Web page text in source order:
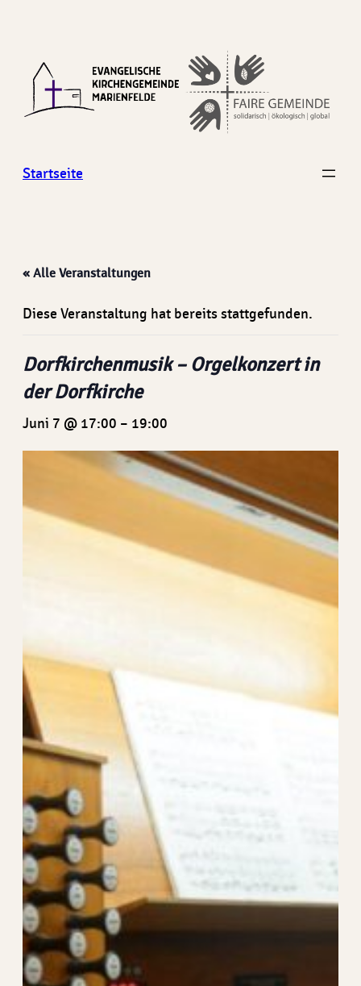
Startseite
« Alle Veranstaltungen
Diese Veranstaltung hat bereits stattgefunden.
Dorfkirchenmusik – Orgelkonzert in
der Dorfkirche
Juni 7 @ 17:00 – 19:00